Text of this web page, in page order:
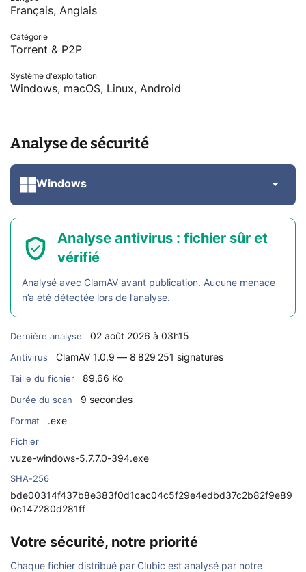
Français, Anglais
Catégorie
Torrent & P2P
Système d'exploitation
Windows, macOS, Linux, Android
Analyse de sécurité
Windows
Analyse antivirus : fichier sûr et
vérifié
Analysé avec ClamAV avant publication. Aucune menace
n’a été détectée lors de l’analyse.
Dernière analyse 02 août 2026 à 03h15
Antivirus ClamAV 1.0.9 — 8 829 251 signatures
Taille du fichier 89,66 Ko
Durée du scan 9 secondes
Format .exe
Fichier
vuze-windows-5.7.7.0-394.exe
SHA-256
bde00314f437b8e383f0d1cac04c5f29e4edbd37c2b82f9e89
0c147280d281ff
Votre sécurité, notre priorité
Chaque fichier distribué par Clubic est analysé par notre